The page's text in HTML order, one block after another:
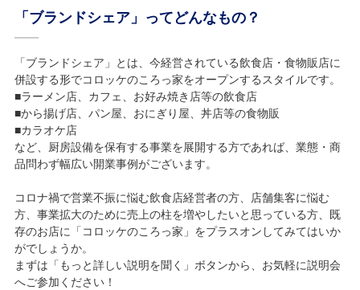
「ブランドシェア」ってどんなもの？
「ブランドシェア」とは、今経営されている飲食店・食物販店に
併設する形でコロッケのころっ家をオープンするスタイルです。
■ラーメン店、カフェ、お好み焼き店等の飲食店
■から揚げ店、パン屋、おにぎり屋、丼店等の食物販
■カラオケ店
など、厨房設備を保有する事業を展開する方であれば、業態・商
品問わず幅広い開業事例がございます。
コロナ禍で営業不振に悩む飲食店経営者の方、店舗集客に悩む
方、事業拡大のために売上の柱を増やしたいと思っている方、既
存のお店に「コロッケのころっ家」をプラスオンしてみてはいか
がでしょうか。
まずは「もっと詳しい説明を聞く」ボタンから、お気軽に説明会
へご参加ください！